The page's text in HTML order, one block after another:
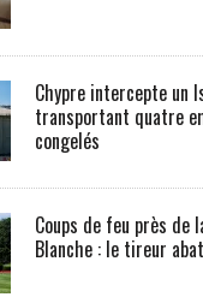
Chypre intercepte un
transportant quatre
congelés
Coups de feu près de
Blanche : le tireur